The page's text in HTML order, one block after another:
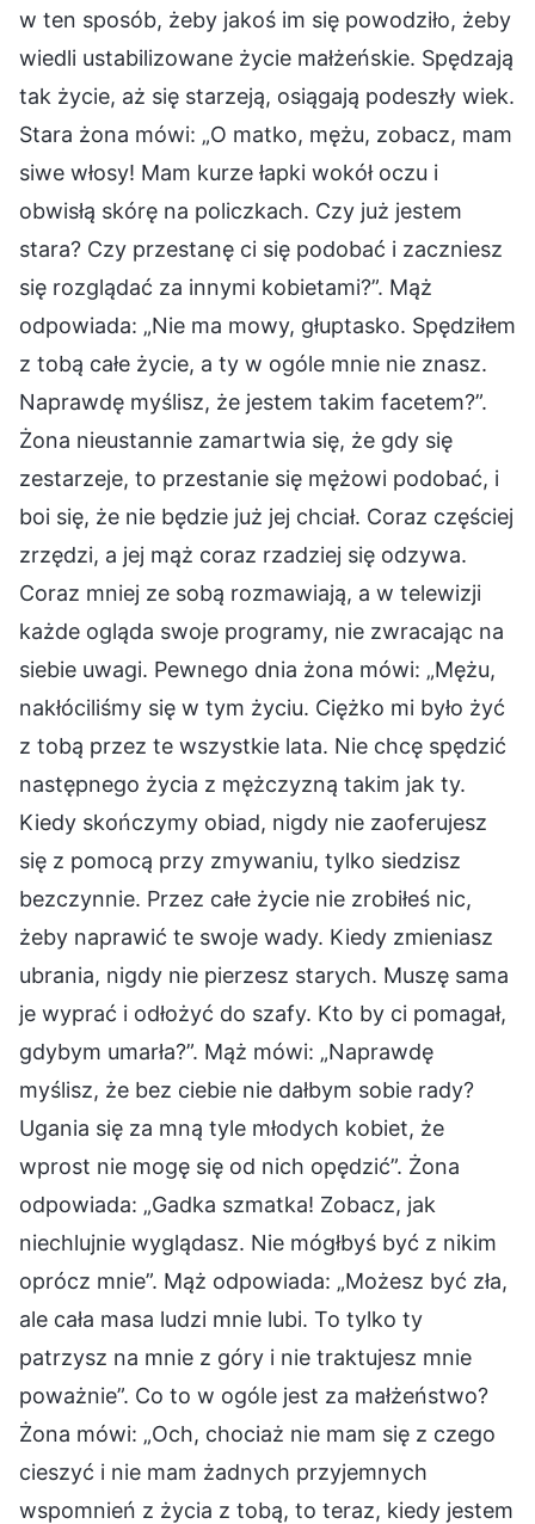
w ten sposób, żeby jakoś im się powodziło, żeby
wiedli ustabilizowane życie małżeńskie. Spędzają
tak życie, aż się starzeją, osiągają podeszły wiek.
Stara żona mówi: „O matko, mężu, zobacz, mam
siwe włosy! Mam kurze łapki wokół oczu i
obwisłą skórę na policzkach. Czy już jestem
stara? Czy przestanę ci się podobać i zaczniesz
się rozglądać za innymi kobietami?”. Mąż
odpowiada: „Nie ma mowy, głuptasko. Spędziłem
z tobą całe życie, a ty w ogóle mnie nie znasz.
Naprawdę myślisz, że jestem takim facetem?”.
Żona nieustannie zamartwia się, że gdy się
zestarzeje, to przestanie się mężowi podobać, i
boi się, że nie będzie już jej chciał. Coraz częściej
zrzędzi, a jej mąż coraz rzadziej się odzywa.
Coraz mniej ze sobą rozmawiają, a w telewizji
każde ogląda swoje programy, nie zwracając na
siebie uwagi. Pewnego dnia żona mówi: „Mężu,
nakłóciliśmy się w tym życiu. Ciężko mi było żyć
z tobą przez te wszystkie lata. Nie chcę spędzić
następnego życia z mężczyzną takim jak ty.
Kiedy skończymy obiad, nigdy nie zaoferujesz
się z pomocą przy zmywaniu, tylko siedzisz
bezczynnie. Przez całe życie nie zrobiłeś nic,
żeby naprawić te swoje wady. Kiedy zmieniasz
ubrania, nigdy nie pierzesz starych. Muszę sama
je wyprać i odłożyć do szafy. Kto by ci pomagał,
gdybym umarła?”. Mąż mówi: „Naprawdę
myślisz, że bez ciebie nie dałbym sobie rady?
Ugania się za mną tyle młodych kobiet, że
wprost nie mogę się od nich opędzić”. Żona
odpowiada: „Gadka szmatka! Zobacz, jak
niechlujnie wyglądasz. Nie mógłbyś być z nikim
oprócz mnie”. Mąż odpowiada: „Możesz być zła,
ale cała masa ludzi mnie lubi. To tylko ty
patrzysz na mnie z góry i nie traktujesz mnie
poważnie”. Co to w ogóle jest za małżeństwo?
Żona mówi: „Och, chociaż nie mam się z czego
cieszyć i nie mam żadnych przyjemnych
wspomnień z życia z tobą, to teraz, kiedy jestem